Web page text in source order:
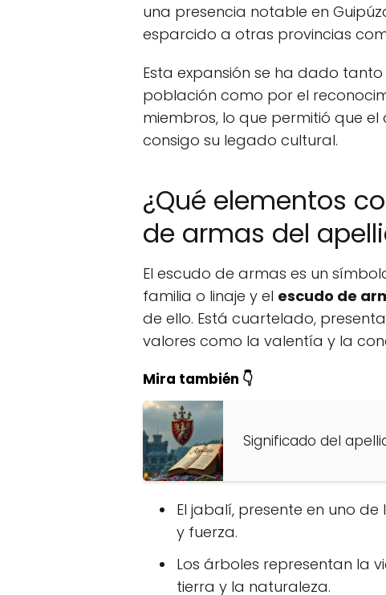
una presencia notable en
esparcido a otras provincias
Esta expansión se ha dado
población como por el
miembros, lo que permitió que
consigo su legado cultural.
¿Qué elementos
de armas del
El escudo de armas es un
familia o linaje y el escudo de
de ello. Está cuartelado,
valores como la valentía y la
Mira también 👇
Significado del
El jabalí, presente en uno
y fuerza.
Los árboles representan la
tierra y la naturaleza.